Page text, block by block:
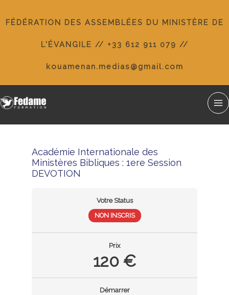
auFÉDÉRATION DES ASSEMBLÉES DU MINISTÈRE DE
L'ÉVANGILE // +33 612 911 079 //
kouamenan.medias@gmail.com
Académie Internationale des
Ministères Bibliques : 1ere Session
DEVOTION
Votre Status
NON INSCRIS
Prix
120 €
Démarrer